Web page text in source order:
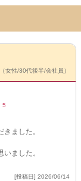
（女性/30代後半/会社員）
5
ました。
ました。
[投稿日] 2026/06/14